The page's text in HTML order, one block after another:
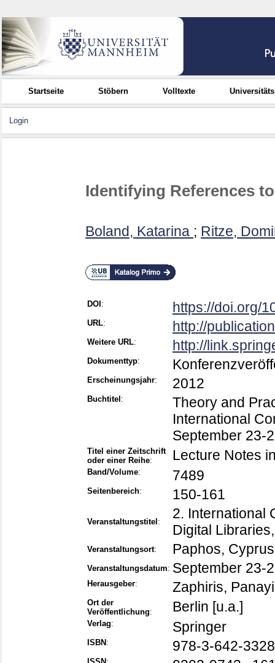
Startseite Stöbern Volltexte
Login
Identifying References
Boland, Katarina ; Ritze,
DOI : https://doi.org/
URL: http://
Weitere URL: http://
Dokumenttyp:
Erscheinungsjahr: 2012
Buchtitel :
Theory and
International
September 23-
Titel einer Zeitschrift
oder einer Reihe: Lecture Notes
Band/Volume: 7489
Seitenbereich: 150-161
Veranstaltungstitel :
2. International
Digital
Veranstaltungsort: Paphos, Cyprus
Veranstaltungsdatum: September 23-
Herausgeber: Zaphiris,
Ort der
Veröffentlichung: Berlin [u.a.]
Verlag: Springer
ISBN : 978-3-642-